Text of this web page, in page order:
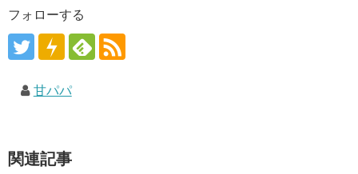
フォローする
甘パパ
関連記事